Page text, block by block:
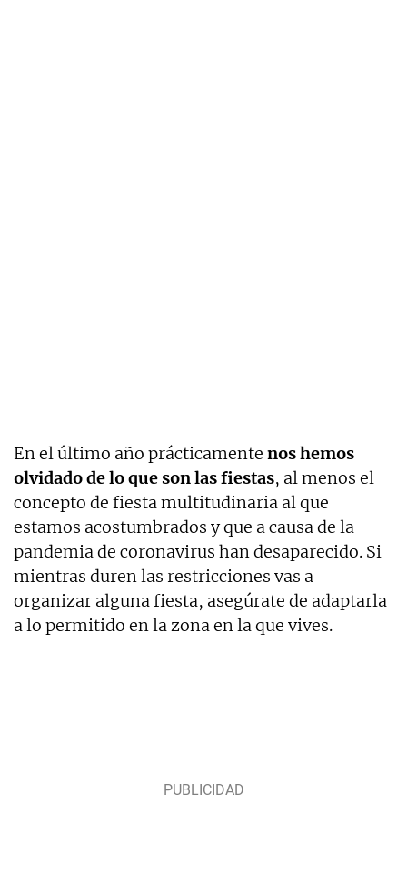
En el último año prácticamente nos hemos
olvidado de lo que son las fiestas, al menos el
concepto de fiesta multitudinaria al que
estamos acostumbrados y que a causa de la
pandemia de coronavirus han desaparecido. Si
mientras duren las restricciones vas a
organizar alguna fiesta, asegúrate de adaptarla
a lo permitido en la zona en la que vives.